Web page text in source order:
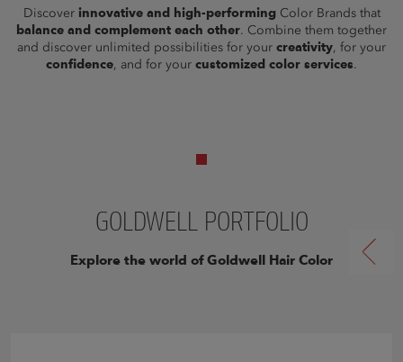
Discover innovative and high-performingColor Brands that
balance and complement each other. Combine them together
and discover unlimited possibilities for your creativity, for your
confidence, and for your customized color services.
GOLDWELL PORTFOLIO
Explore the world of Goldwell Hair Color